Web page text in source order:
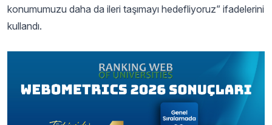
konumumuzu daha da ileri taşımayı hedefliyoruz” ifadelerini
kullandı.